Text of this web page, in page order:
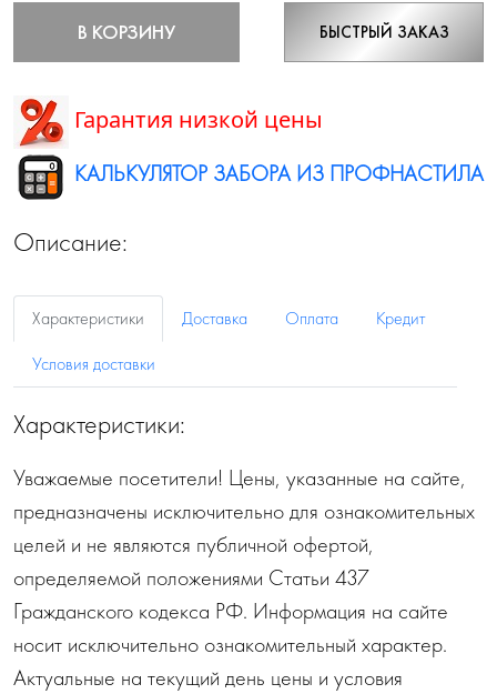
В КОРЗИНУ БЫСТРЫЙ ЗАКАЗ
Гарантия низкой цены
КАЛЬКУЛЯТОР ЗАБОРА ИЗ ПРОФНАСТИЛА
Описание:
Характеристики Доставка Оплата
Кредит
Условия доставки
Характеристики:
Уважаемые посетители! Цены, указанные на сайте,
предназначены исключительно для ознакомительных
целей и не являются публичной офертой,
определяемой положениями Статьи 437
Гражданского кодекса РФ. Информация на сайте
носит исключительно ознакомительный характер.
Актуальные на текущий день цены и условия